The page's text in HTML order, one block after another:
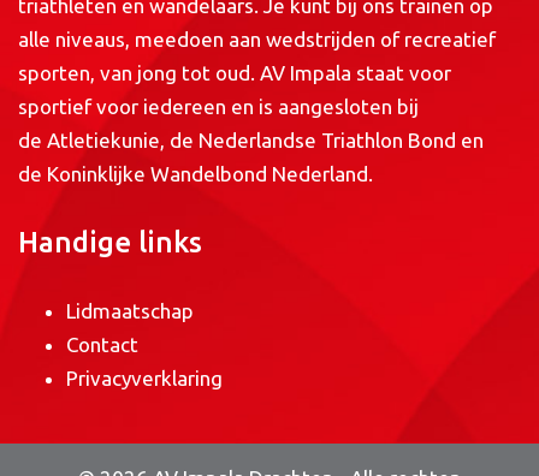
triathleten en wandelaars. Je kunt bij ons trainen op
alle niveaus, meedoen aan wedstrijden of recreatief
sporten, van jong tot oud. AV Impala staat voor
sportief voor iedereen en is aangesloten bij
de Atletiekunie, de Nederlandse Triathlon Bond en
de Koninklijke Wandelbond Nederland.
Handige links
Lidmaatschap
Contact
Privacyverklaring